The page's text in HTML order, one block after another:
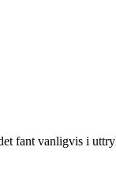
fant vanligvis i